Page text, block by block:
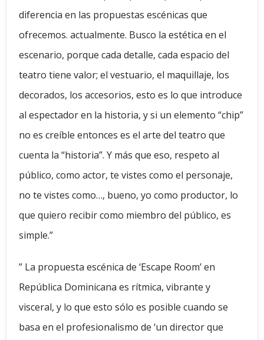
diferencia en las propuestas escénicas que
ofrecemos. actualmente. Busco la estética en el
escenario, porque cada detalle, cada espacio del
teatro tiene valor; el vestuario, el maquillaje, los
decorados, los accesorios, esto es lo que introduce
al espectador en la historia, y si un elemento “chip”
no es creíble entonces es el arte del teatro que
cuenta la “historia”. Y más que eso, respeto al
público, como actor, te vistes como el personaje,
no te vistes como…, bueno, yo como productor, lo
que quiero recibir como miembro del público, es
simple.”
” La propuesta escénica de ‘Escape Room’ en
República Dominicana es rítmica, vibrante y
visceral, y lo que esto sólo es posible cuando se
basa en el profesionalismo de ‘un director que